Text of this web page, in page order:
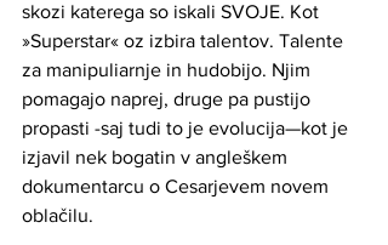
skozi katerega so iskali SVOJE. Kot
»Superstar« oz izbira talentov. Talente
za manipuliarnje in hudobijo. Njim
pomagajo naprej, druge pa pustijo
propasti -saj tudi to je evolucija—kot je
izjavil nek bogatin v angleškem
dokumentarcu o Cesarjevem novem
oblačilu.